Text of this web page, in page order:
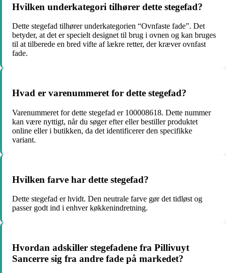
Hvilken underkategori tilhører dette stegefad?
Dette stegefad tilhører underkategorien “Ovnfaste fade”. Det
betyder, at det er specielt designet til brug i ovnen og kan bruges
til at tilberede en bred vifte af lækre retter, der kræver ovnfast
fade.
Hvad er varenummeret for dette stegefad?
Varenummeret for dette stegefad er 100008618. Dette nummer
kan være nyttigt, når du søger efter eller bestiller produktet
online eller i butikken, da det identificerer den specifikke
variant.
Hvilken farve har dette stegefad?
Dette stegefad er hvidt. Den neutrale farve gør det tidløst og
passer godt ind i enhver køkkenindretning.
Hvordan adskiller stegefadene fra Pillivuyt
Sancerre sig fra andre fade på markedet?